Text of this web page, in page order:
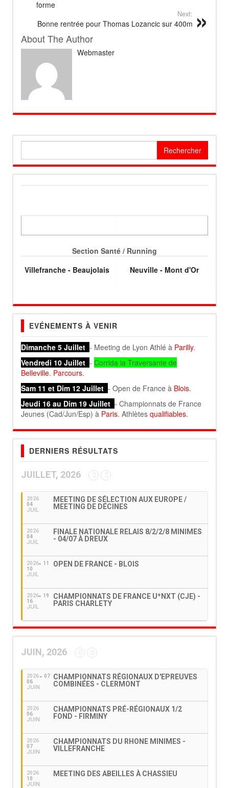
forme
Next:
Bonne rentrée pour Thomas Lozancic sur 400m
About The Author
Webmaster
Section Santé / Running
Villefranche - Beaujolais
Neuville - Mont d'Or
EVÉNEMENTS À VENIR
Dimanche 5 Juillet - Meeting de Lyon Athlé à Parilly.
Vendredi 10 Juillet - Corrida la Traversante de
Belleville. Parcours.
Sam 11 et Dim 12 Juillet - Open de France à Blois.
Jeudi 16 au Dim 19 Juillet - Championnats de France
Jeunes (Cad/Jun/Esp) à Paris. Athlètes qualifiables.
DERNIERS RÉSULTATS
JUILLET, 2026
2026
04
JUIL
MEETING DE SÉLECTION AUX EUROPE /
MEETING DE DÉCINES
2026
04
JUIL
FINALE NATIONALE RELAIS 8/2/2/8 MINIMES
- 04/07 À DREUX
2026
10
JUIL
11 OPEN DE FRANCE - BLOIS
2026
16
JUIL
19
CHAMPIONNATS DE FRANCE U*NXT (CJE) -
PARIS CHARLETY
JUIN, 2026
2026
06
JUIN
07
CHAMPIONNATS RÉGIONAUX D'EPREUVES
COMBINÉES - CLERMONT
2026
06
JUIN
CHAMPIONNATS PRÉ-RÉGIONAUX 1/2
FOND - FIRMINY
2026
07
JUIN
CHAMPIONNATS DU RHONE MINIMES -
VILLEFRANCHE
2026
10
JUIN
MEETING DES ABEILLES À CHASSIEU